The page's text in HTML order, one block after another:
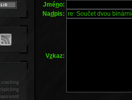
Jméno:
Nadpis:
Vzkaz: